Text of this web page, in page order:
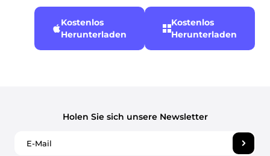
Kostenlos
Herunterladen
Kostenlos
Herunterladen
Holen Sie sich unsere Newsletter